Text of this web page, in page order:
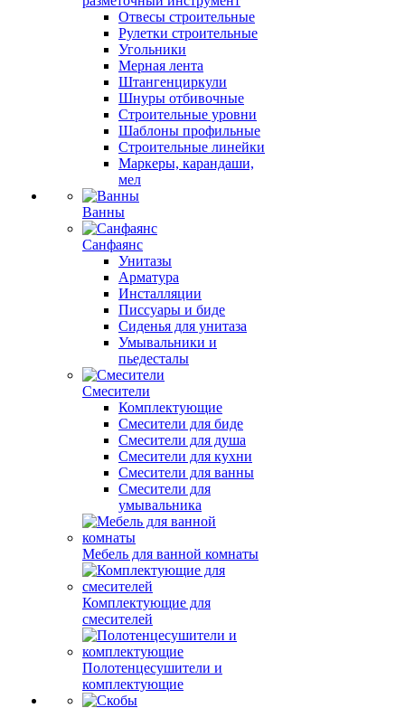
Отвесы строительные
Рулетки строительные
Угольники
Мерная лента
Штангенциркули
Шнуры отбивочные
Строительные уровни
Шаблоны профильные
Строительные линейки
Маркеры, карандаши,
мел
Ванны
Санфаянс
Унитазы
Арматура
Инсталляции
Писсуары и биде
Сиденья для унитаза
Умывальники и
пьедесталы
Смесители
Комплектующие
Смесители для биде
Смесители для душа
Смесители для кухни
Смесители для ванны
Смесители для
умывальника
Мебель для ванной комнаты
Комплектующие для
смесителей
Полотенцесушители и
комплектующие